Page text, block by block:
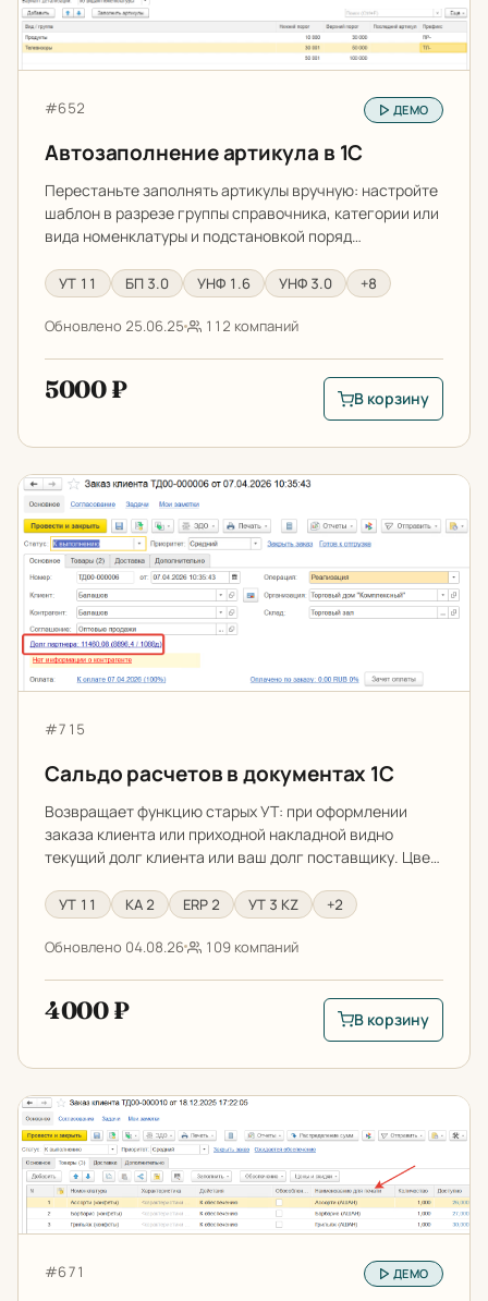
Артикул:
#652 ДЕМО
Автозаполнение артикула в 1С
Перестаньте заполнять артикулы вручную: настройте
шаблон в разрезе группы справочника, категории или
вида номенклатуры и подстановкой поряд…
УТ 11 БП 3.0 УНФ 1.6 УНФ 3.0 +8
Обновлено 25.06.25 112 компаний
5000 ₽
В корзину:
В корзину
Сальдо расчетов в документах 1С
Артикул:
#715
Сальдо расчетов в документах 1С
Возвращает функцию старых УТ: при оформлении
заказа клиента или приходной накладной видно
текущий долг клиента или ваш долг поставщику. Цве…
УТ 11 КА 2 ERP 2 УТ 3 KZ +2
Обновлено 04.08.26 109 компаний
4000 ₽
В корзину: Сальдо
В корзину
Настраиваемое название товаров в 1С
Артикул:
#671 ДЕМО